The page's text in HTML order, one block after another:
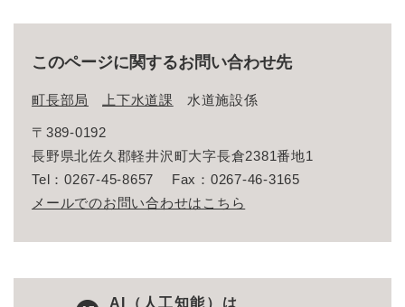
このページに関するお問い合わせ先
町長部局 上下水道課 水道施設係
〒389-0192
長野県北佐久郡軽井沢町大字長倉2381番地1
Tel：0267-45-8657
Fax：0267-46-3165
メールでのお問い合わせはこちら
AI（人工知能）は